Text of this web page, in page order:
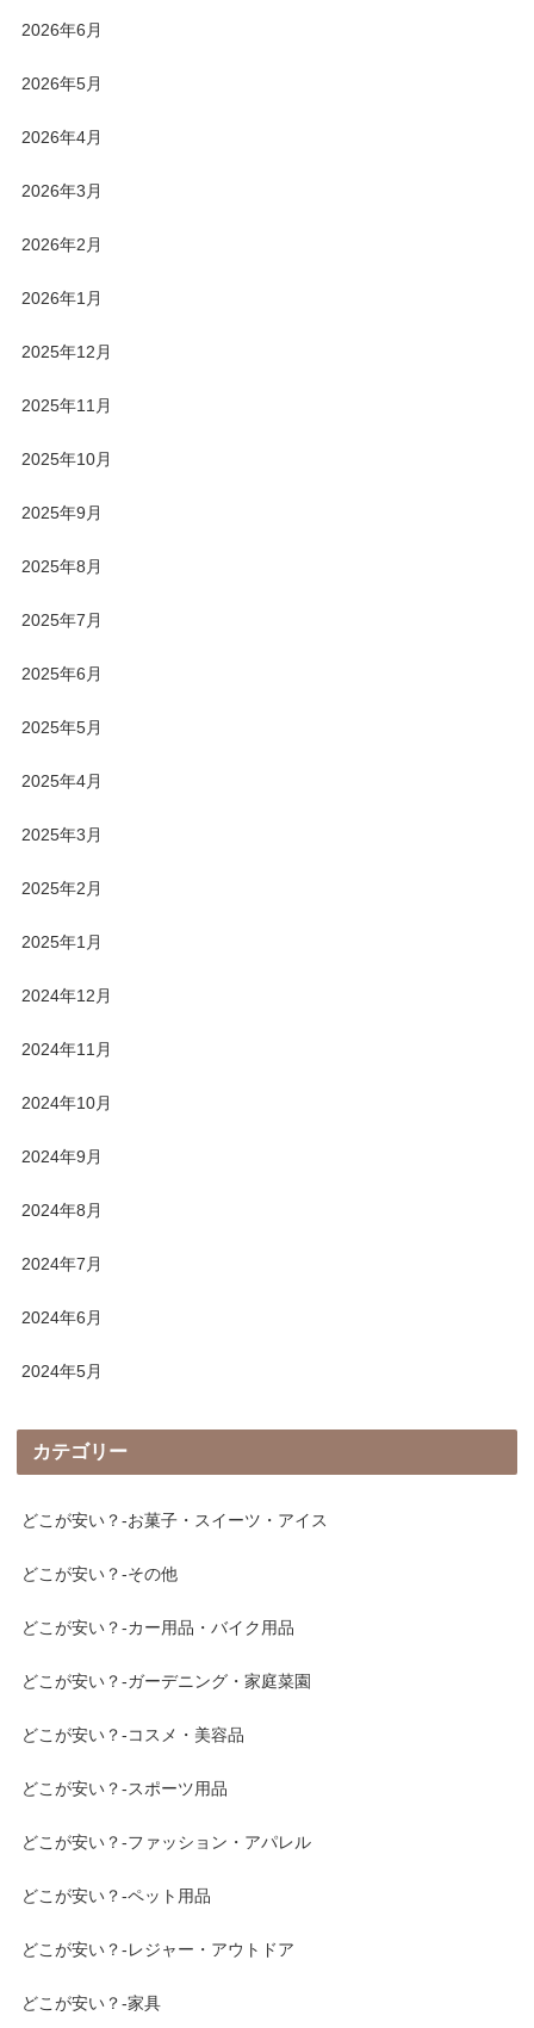
2026年6月
2026年5月
2026年4月
2026年3月
2026年2月
2026年1月
2025年12月
2025年11月
2025年10月
2025年9月
2025年8月
2025年7月
2025年6月
2025年5月
2025年4月
2025年3月
2025年2月
2025年1月
2024年12月
2024年11月
2024年10月
2024年9月
2024年8月
2024年7月
2024年6月
2024年5月
カテゴリー
どこが安い？-お菓子・スイーツ・アイス
どこが安い？-その他
どこが安い？-カー用品・バイク用品
どこが安い？-ガーデニング・家庭菜園
どこが安い？-コスメ・美容品
どこが安い？-スポーツ用品
どこが安い？-ファッション・アパレル
どこが安い？-ペット用品
どこが安い？-レジャー・アウトドア
どこが安い？-家具